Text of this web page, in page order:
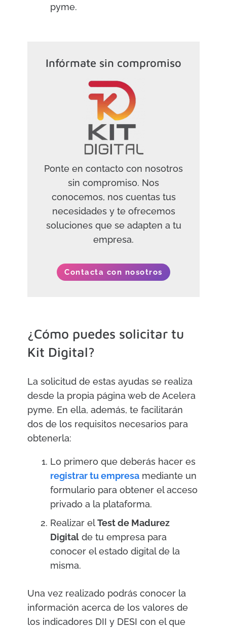
pyme.
Infórmate sin compromiso
Ponte en contacto con nosotros
sin compromiso. Nos
conocemos, nos cuentas tus
necesidades y te ofrecemos
soluciones que se adapten a tu
empresa.
Contacta con nosotros
¿Cómo puedes solicitar tu
Kit Digital?
La solicitud de estas ayudas se realiza
desde la propia página web de Acelera
pyme. En ella, además, te facilitarán
dos de los requisitos necesarios para
obtenerla:
Lo primero que deberás hacer es
registrar tu empresa mediante un
formulario para obtener el acceso
privado a la plataforma.
Realizar elTest de Madurez
Digital de tu empresa para
conocer el estado digital de la
misma.
Una vez realizado podrás conocer la
información acerca de los valores de
los indicadores DII y DESI con el que